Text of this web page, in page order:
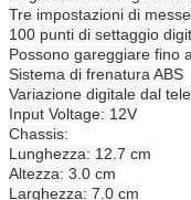
Tre impostazioni di
100 punti di settaggio
Possono gareggiare fino
Sistema di frenatura ABS
Variazione digitale dal
Input Voltage: 12V
Chassis:
Lunghezza: 12.7 cm
Altezza: 3.0 cm
Larghezza: 7.0 cm